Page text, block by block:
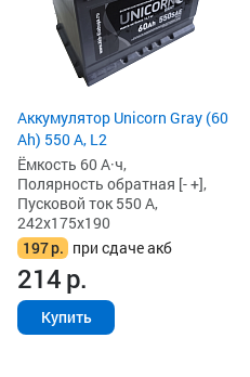
Аккумулятор Unicorn Gray (60
Ah) 550 А, L2
Ёмкость 60 А·ч,
Полярность обратная [- +],
Пусковой ток 550 А,
242x175x190
197р. при сдаче акб
214р.
Купить